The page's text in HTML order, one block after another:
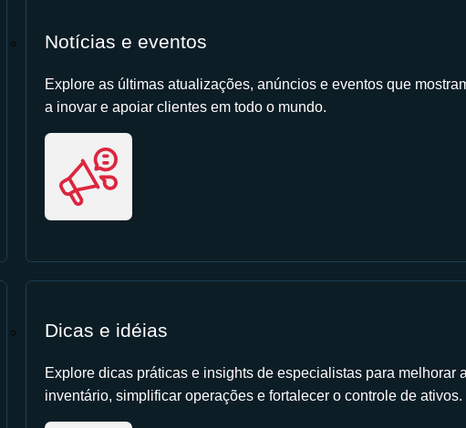
Notícias e eventos
Explore as últimas atualizações, anúncios e eventos que
a inovar e apoiar clientes em todo o mundo.
Dicas e idéias
Explore dicas práticas e insights de especialistas para melhorar
inventário, simplificar operações e fortalecer o controle de ativos.